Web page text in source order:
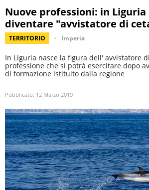
Nuove professioni: in Liguria
diventare "avvistatore di
TERRITORIO Imperia
In Liguria nasce la figura dell' avvistatore
professione che si potrà esercitare dopo
di formazione istituito dalla regione
Pubblicato: 12 Marzo 2019